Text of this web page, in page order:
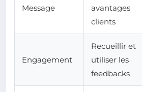
Message
avantages
clients
Engagement
Recueillir et
utiliser les
feedbacks